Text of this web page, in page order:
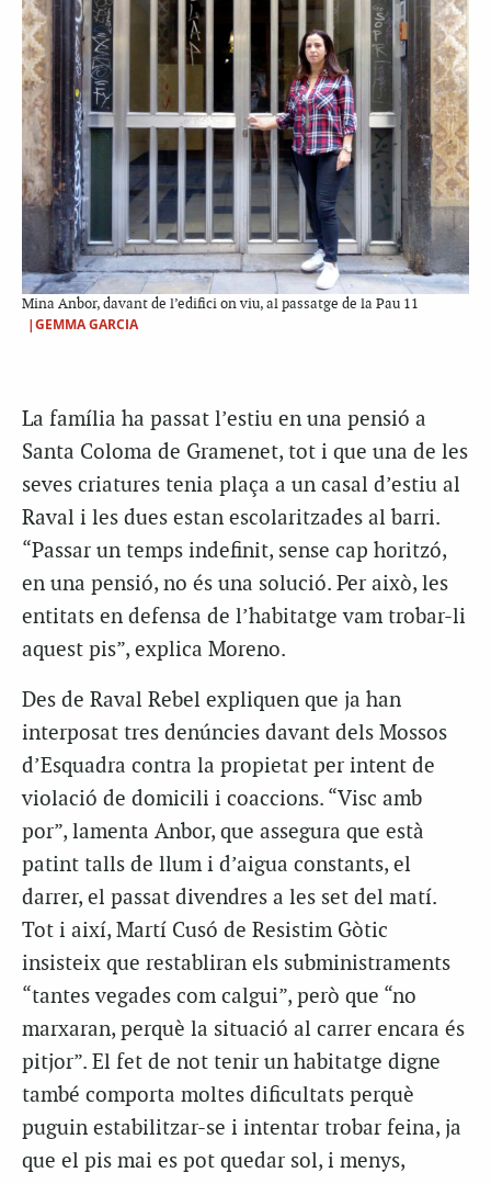
Mina Anbor, davant de l’edifici on viu, al passatge de la Pau 11
|GEMMA GARCIA
La família ha passat l’estiu en una pensió a
Santa Coloma de Gramenet, tot i que una de les
seves criatures tenia plaça a un casal d’estiu al
Raval i les dues estan escolaritzades al barri.
“Passar un temps indefinit, sense cap horitzó,
en una pensió, no és una solució. Per això, les
entitats en defensa de l’habitatge vam trobar-li
aquest pis”, explica Moreno.
Des de Raval Rebel expliquen que ja han
interposat tres denúncies davant dels Mossos
d’Esquadra contra la propietat per intent de
violació de domicili i coaccions. “Visc amb
por”, lamenta Anbor, que assegura que està
patint talls de llum i d’aigua constants, el
darrer, el passat divendres a les set del matí.
Tot i així, Martí Cusó de Resistim Gòtic
insisteix que restabliran els subministraments
“tantes vegades com calgui”, però que “no
marxaran, perquè la situació al carrer encara és
pitjor”. El fet de not tenir un habitatge digne
també comporta moltes dificultats perquè
puguin estabilitzar-se i intentar trobar feina, ja
que el pis mai es pot quedar sol, i menys,